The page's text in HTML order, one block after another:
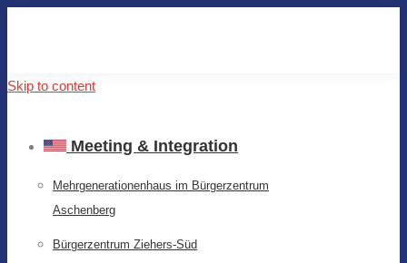
Skip to content
Meeting & Integration
Mehrgenerationenhaus im Bürgerzentrum
Aschenberg
Bürgerzentrum Ziehers-Süd